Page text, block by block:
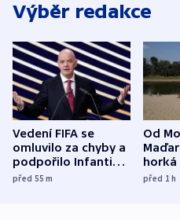
Výběr redakce
Vedení FIFA se
omluvilo za chyby a
podpořilo Infantina.
UEFA trvá na
před 55m
Od
horká
do
před 1h